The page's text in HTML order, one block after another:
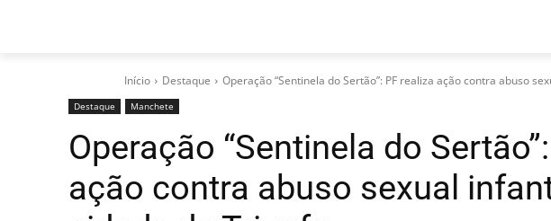
Início Destaque Operação “Sentinela do Sertão”: PF realiza ação contra abuso
Destaque Manchete
Operação “Sentinela do
ação contra abuso sexual